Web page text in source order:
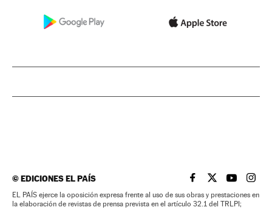
©EDICIONES EL PAÍS EL PAÍS BRASIL EN
EL PAÍSEL PAÍS
EL
EL PAÍS ejerce la oposición expresa frente al uso de sus obras y prestaciones en
la elaboración de revistas de prensa prevista en el artículo 32.1 del TRLPI;